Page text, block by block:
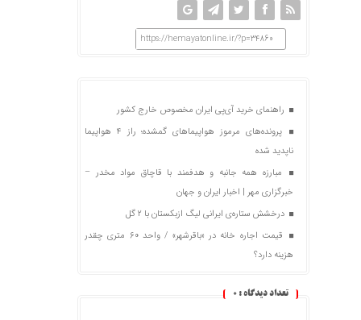
https://hemayatonline.ir/?p=34860
راهنمای خرید آی‌پی ایران مخصوص خارج کشور
پرونده‌های مرموز هواپیماهای گمشده؛ راز ۴ هواپیما
ناپدید شده
مبارزه همه جانبه و هدفمند با قاچاق مواد مخدر –
خبرگزاری مهر | اخبار ایران و جهان
درخشش ستاره‌ی ایرانی لیگ ازبکستان با ۲ گل
قیمت اجاره خانه در «باقرشهر» / واحد ۶۰ متری چقدر
هزینه دارد؟
تعداد دیدگاه : 0